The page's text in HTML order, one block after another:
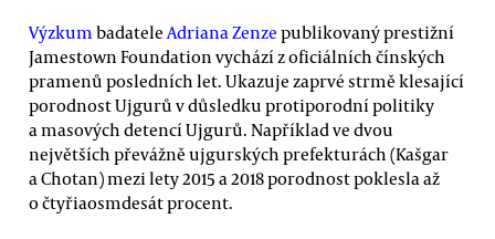
Výzkum badateleAdriana Zenze publikovaný prestižní
Jamestown Foundation vychází z oficiálních čínských
pramenů posledních let. Ukazuje zaprvé strmě klesající
porodnost Ujgurů v důsledku protiporodní politiky
a masových detencí Ujgurů. Například ve dvou
největších převážně ujgurských prefekturách (Kašgar
a Chotan) mezi lety 2015 a 2018 porodnost poklesla až
o čtyřiaosmdesát procent.